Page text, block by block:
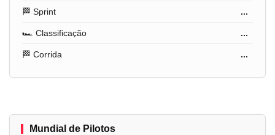
🏁 Sprint ...
🏎️ Classificação ...
🏁 Corrida ...
Mundial de Pilotos